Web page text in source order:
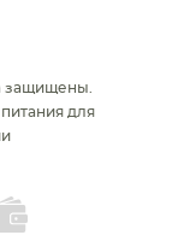
защищены.
для